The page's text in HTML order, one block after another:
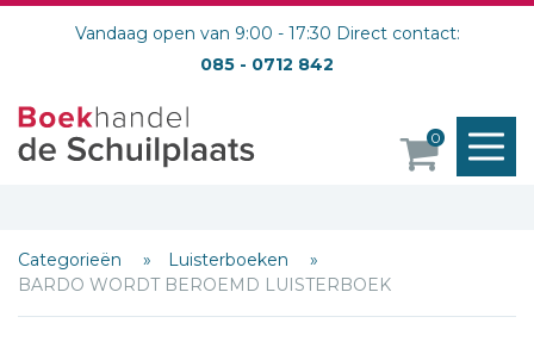
Vandaag open van 9:00 - 17:30 Direct contact:
085 - 0712 842
0
Categorieën
Luisterboeken
BARDO WORDT BEROEMD LUISTERBOEK
Schrijf hieronder je review!
Sterren